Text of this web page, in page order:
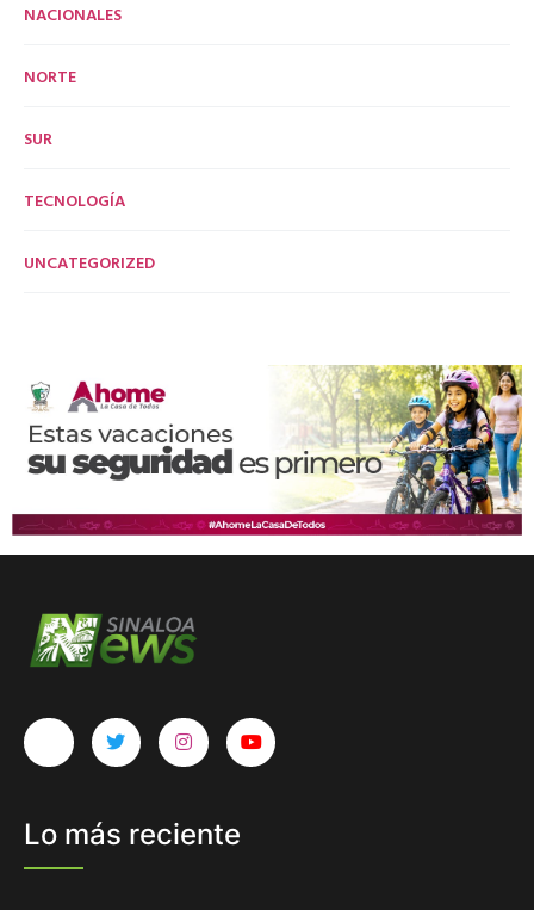
NACIONALES
NORTE
SUR
TECNOLOGÍA
UNCATEGORIZED
Lo más reciente